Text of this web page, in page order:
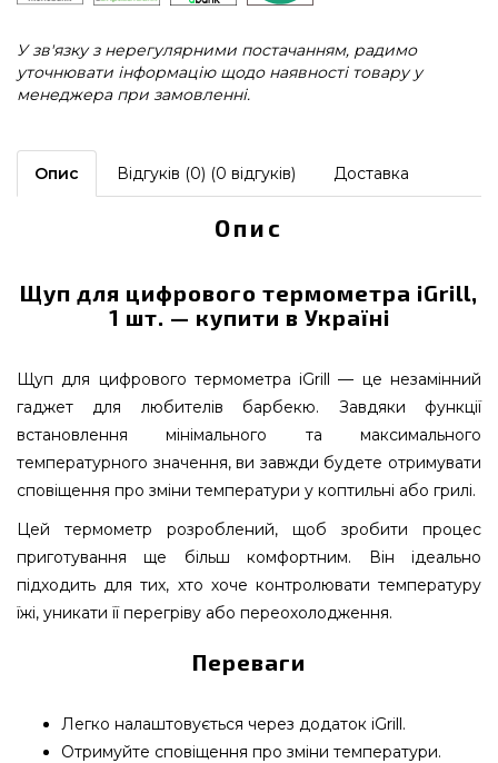
У зв'язку з нерегулярними постачанням, радимо
уточнювати інформацію щодо наявності товару у
менеджера при замовленні.
Опис Відгуків (0) (0 відгуків) Доставка
Опис
Щуп для цифрового термометра iGrill,
1 шт. — купити в Україні
Щуп для цифрового термометра iGrill — це незамінний
гаджет для любителів барбекю. Завдяки функції
встановлення мінімального та максимального
температурного значення, ви завжди будете отримувати
сповіщення про зміни температури у коптильні або грилі.
Цей термометр розроблений, щоб зробити процес
приготування ще більш комфортним. Він ідеально
підходить для тих, хто хоче контролювати температуру
їжі, уникати її перегріву або переохолодження.
Переваги
Легко налаштовується через додаток iGrill.
Отримуйте сповіщення про зміни температури.